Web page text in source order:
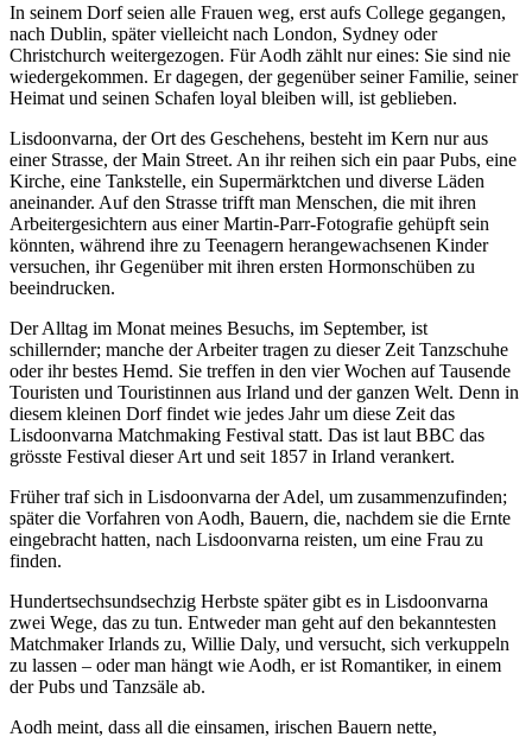
In seinem Dorf seien alle Frauen weg, erst aufs College gegangen,
nach Dublin, später vielleicht nach London, Sydney oder
Christchurch weitergezogen. Für Aodh zählt nur eines: Sie sind nie
wiedergekommen. Er dagegen, der gegenüber seiner Familie, seiner
Heimat und seinen Schafen loyal bleiben will, ist geblieben.
Lisdoonvarna, der Ort des Geschehens, besteht im Kern nur aus
einer Strasse, der Main Street. An ihr reihen sich ein paar Pubs, eine
Kirche, eine Tankstelle, ein Supermärktchen und diverse Läden
aneinander. Auf den Strasse trifft man Menschen, die mit ihren
Arbeitergesichtern aus einer Martin-Parr-Fotografie gehüpft sein
könnten, während ihre zu Teenagern herangewachsenen Kinder
versuchen, ihr Gegenüber mit ihren ersten Hormonschüben zu
beeindrucken.
Der Alltag im Monat meines Besuchs, im September, ist
schillernder; manche der Arbeiter tragen zu dieser Zeit Tanzschuhe
oder ihr bestes Hemd. Sie treffen in den vier Wochen auf Tausende
Touristen und Touristinnen aus Irland und der ganzen Welt. Denn in
diesem kleinen Dorf findet wie jedes Jahr um diese Zeit das
Lisdoonvarna Matchmaking Festival statt. Das ist laut BBC das
grösste Festival dieser Art und seit 1857 in Irland verankert.
Früher traf sich in Lisdoonvarna der Adel, um zusammenzufinden;
später die Vorfahren von Aodh, Bauern, die, nachdem sie die Ernte
eingebracht hatten, nach Lisdoonvarna reisten, um eine Frau zu
finden.
Hundertsechsundsechzig Herbste später gibt es in Lisdoonvarna
zwei Wege, das zu tun. Entweder man geht auf den bekanntesten
Matchmaker Irlands zu, Willie Daly, und versucht, sich verkuppeln
zu lassen – oder man hängt wie Aodh, er ist Romantiker, in einem
der Pubs und Tanzsäle ab.
Aodh meint, dass all die einsamen, irischen Bauern nette,